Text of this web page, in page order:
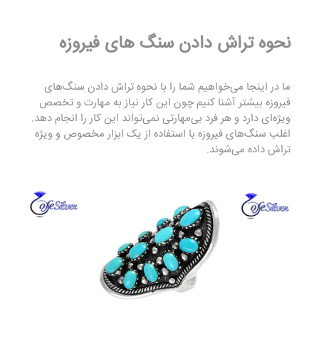
نحوه تراش دادن سنگ های فیروزه
ما در اینجا می‌خواهیم شما را با نحوه تراش دادن سنگ‌های
فیروزه بیشتر آشنا کنیم چون این کار نیاز به مهارت و تخصص
ویژه‌ای دارد و هر فرد بی‌مهارتی نمی‌تواند این کار را انجام دهد.
اغلب سنگ‌های فیروزه با استفاده از یک ابزار مخصوص و ویژه
تراش داده می‌شوند.